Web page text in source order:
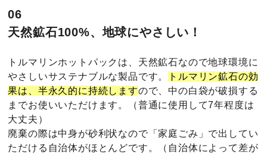
06
天然鉱石100%、地球にやさしい！
トルマリンホットパックは、天然鉱石なので地球環境に
やさしいサステナブルな製品です。
トルマリン鉱石の効
果は、半永久的に持続しますので、中の白袋が破損する
までお使いいただけます。（普通に使用して7年程度は
大丈夫）
廃棄の際は中身が砂利状なので「家庭ごみ」で出してい
ただける自治体がほとんどです。（自治体によって差が